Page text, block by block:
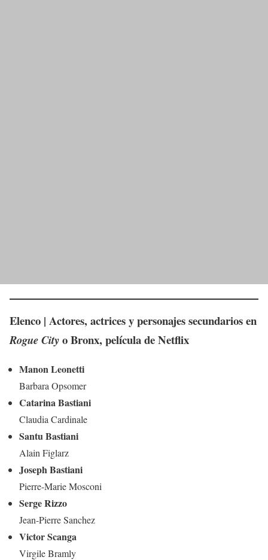
Elenco | Actores, actrices y personajes secundarios en
Rogue Cityo Bronx, película de Netflix
Manon Leonetti
Barbara Opsomer
Catarina Bastiani
Claudia Cardinale
Santu Bastiani
Alain Figlarz
Joseph Bastiani
Pierre-Marie Mosconi
Serge Rizzo
Jean-Pierre Sanchez
Victor Scanga
Virgile Bramly